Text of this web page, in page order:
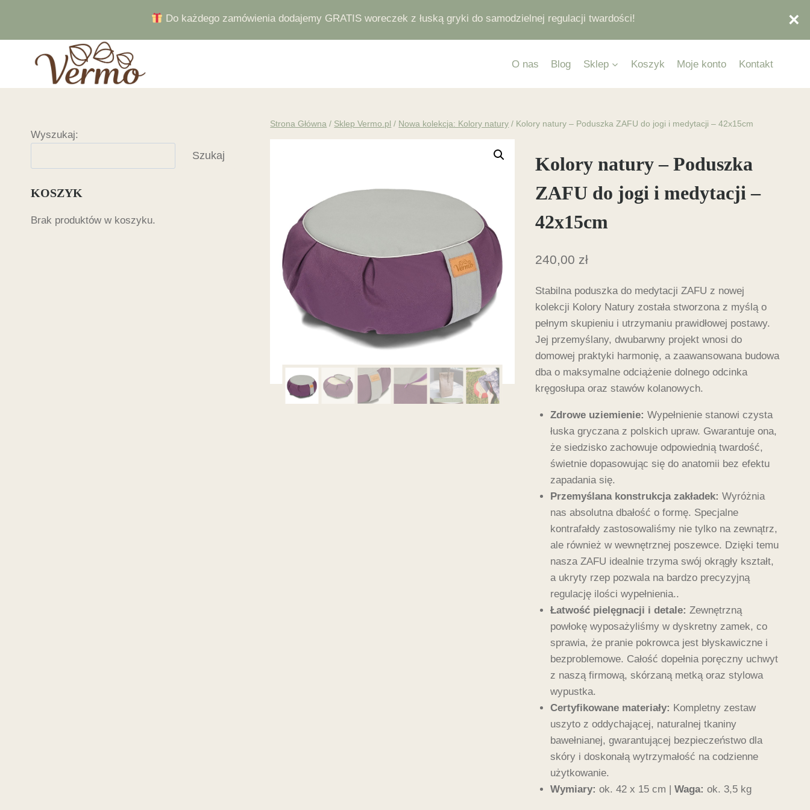
treści
Do każdego zamówienia dodajemy GRATIS woreczek z łuską gryki do samodzielnej regulacji twardości!
O nas Blog Sklep Koszyk Moje konto Kontakt
Strona Główna / Sklep Vermo.pl / Nowa kolekcja: Kolory natury / Kolory natury – Poduszka ZAFU do jogi i medytacji – 42x15cm
Kolory natury – Poduszka
ZAFU do jogi i medytacji –
42x15cm
240,00 zł
Stabilna poduszka do medytacji ZAFU z nowej
kolekcji Kolory Natury została stworzona z myślą o
pełnym skupieniu i utrzymaniu prawidłowej postawy.
Jej przemyślany, dwubarwny projekt wnosi do
domowej praktyki harmonię, a zaawansowana budowa
dba o maksymalne odciążenie dolnego odcinka
kręgosłupa oraz stawów kolanowych.
Zdrowe uziemienie: Wypełnienie stanowi czysta
łuska gryczana z polskich upraw. Gwarantuje ona,
że siedzisko zachowuje odpowiednią twardość,
świetnie dopasowując się do anatomii bez efektu
zapadania się.
Przemyślana konstrukcja zakładek: Wyróżnia
nas absolutna dbałość o formę. Specjalne
kontrafałdy zastosowaliśmy nie tylko na zewnątrz,
ale również w wewnętrznej poszewce. Dzięki temu
nasza ZAFU idealnie trzyma swój okrągły kształt,
a ukryty rzep pozwala na bardzo precyzyjną
regulację ilości wypełnienia..
Łatwość pielęgnacji i detale: Zewnętrzną
powłokę wyposażyliśmy w dyskretny zamek, co
sprawia, że pranie pokrowca jest błyskawiczne i
bezproblemowe. Całość dopełnia poręczny uchwyt
z naszą firmową, skórzaną metką oraz stylowa
wypustka.
Certyfikowane materiały: Kompletny zestaw
uszyto z oddychającej, naturalnej tkaniny
bawełnianej, gwarantującej bezpieczeństwo dla
skóry i doskonałą wytrzymałość na codzienne
użytkowanie.
Wymiary: ok. 42 x 15 cm |Waga: ok. 3,5 kg
Wyszukaj:
Szukaj
KOSZYK
Brak produktów w koszyku.